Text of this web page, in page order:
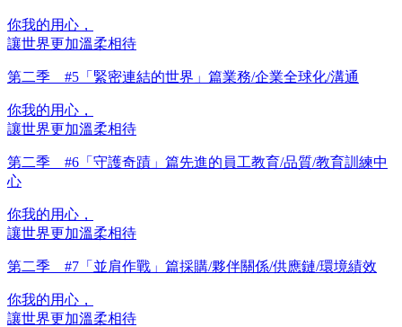
你我的用心，
讓世界更加溫柔相待
第二季 #5「緊密連結的世界」篇業務/企業全球化/溝通
你我的用心，
讓世界更加溫柔相待
第二季 #6「守護奇蹟」篇先進的員工教育/品質/教育訓練中
心
你我的用心，
讓世界更加溫柔相待
第二季 #7「並肩作戰」篇採購/夥伴關係/供應鏈/環境績效
你我的用心，
讓世界更加溫柔相待